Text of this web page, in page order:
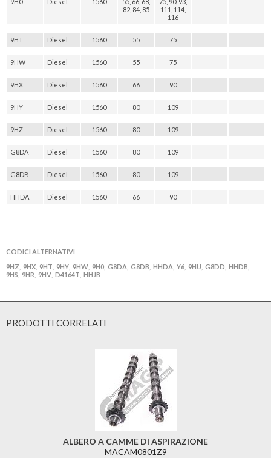
82, 84, 85
111, 114,
116
9HT Diesel 1560 55 75
9HW Diesel 1560 55 75
9HX Diesel 1560 66 90
9HY Diesel 1560 80 109
9HZ Diesel 1560 80 109
G8DA Diesel 1560 80 109
G8DB Diesel 1560 80 109
HHDA Diesel 1560 66 90
CODICI ALTERNATIVI
9HZ 9HX 9HT 9HY 9HW 9H0 G8DA G8DB HHDA Y6 9HU G8DD HHDB
9HS 9HR 9HV D4164T HHJB
PRODOTTI CORRELATI
ALBERO A CAMME DI ASPIRAZIONE
MACAM0801Z9